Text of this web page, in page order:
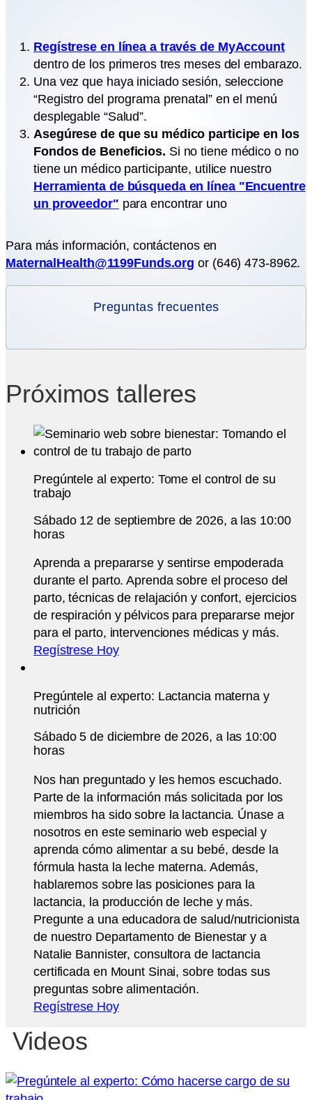
Regístrese en línea a través de MyAccount
dentro de los primeros tres meses del embarazo.
Una vez que haya iniciado sesión, seleccione
“Registro del programa prenatal” en el menú
desplegable “Salud”.
Asegúrese de que su médico participe en los
Fondos de Beneficios. Si no tiene médico o no
tiene un médico participante, utilice nuestro
Herramienta de búsqueda en línea "Encuentre
un proveedor" para encontrar uno
Para más información, contáctenos en
MaternalHealth@1199Funds.org or (646) 473-8962.
Preguntas frecuentes
Próximos talleres
Pregúntele al experto: Tome el control de su
trabajo
Sábado 12 de septiembre de 2026, a las 10:00
horas
Aprenda a prepararse y sentirse empoderada
durante el parto. Aprenda sobre el proceso del
parto, técnicas de relajación y confort, ejercicios
de respiración y pélvicos para prepararse mejor
para el parto, intervenciones médicas y más.
Regístrese Hoy
Pregúntele al experto: Lactancia materna y
nutrición
Sábado 5 de diciembre de 2026, a las 10:00
horas
Nos han preguntado y les hemos escuchado.
Parte de la información más solicitada por los
miembros ha sido sobre la lactancia. Únase a
nosotros en este seminario web especial y
aprenda cómo alimentar a su bebé, desde la
fórmula hasta la leche materna. Además,
hablaremos sobre las posiciones para la
lactancia, la producción de leche y más.
Pregunte a una educadora de salud/nutricionista
de nuestro Departamento de Bienestar y a
Natalie Bannister, consultora de lactancia
certificada en Mount Sinai, sobre todas sus
preguntas sobre alimentación.
Regístrese Hoy
Videos